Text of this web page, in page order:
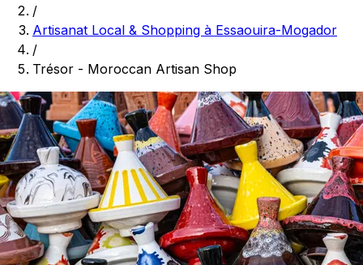
/
Artisanat Local & Shopping à Essaouira-Mogador
/
Trésor - Moroccan Artisan Shop